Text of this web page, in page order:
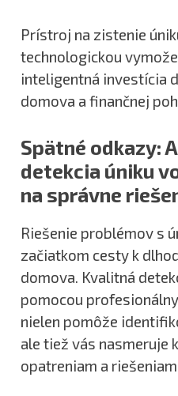
Prístroj na zistenie
technologickou
inteligentná investícia
domova a finančnej
Spätné odkazy:
detekcia úniku
na správne
Riešenie problémov s
začiatkom cesty k
domova. Kvalitná
pomocou
nielen pomôže
ale tiež vás nasmeruje
opatreniam a riešeniam.